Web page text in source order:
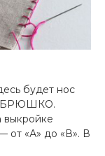
будет нос
БРЮШКО.
выкройке
от «А» до «В». В